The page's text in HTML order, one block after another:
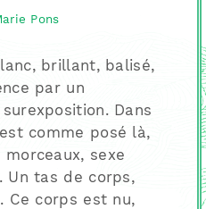
Pons
brillant, balisé,
par un
Dans
comme posé là,
sexe
Un tas de corps,
Ce corps est nu,